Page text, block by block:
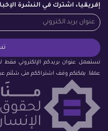
إفريقيا، اشترك في النشرة
نستعمل عنوان بريدكم الإلكتروني فقط
عملنا. يمكنكم وقف اشتراككم متى شئتم